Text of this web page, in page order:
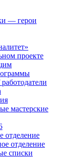
— герои
проекте
мастерские
отделение
отделение
списки